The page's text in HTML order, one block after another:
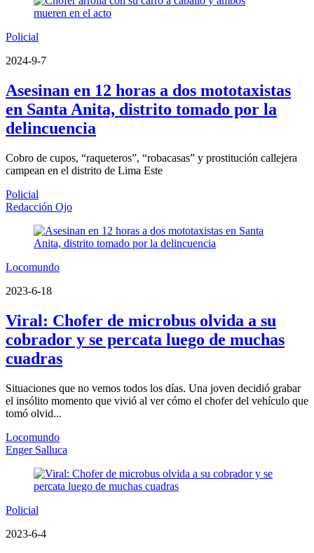
Policial
2024-9-7
Asesinan en 12 horas a dos mototaxistas
en Santa Anita, distrito tomado por la
delincuencia
Cobro de cupos, “raqueteros”, “robacasas” y prostitución callejera
campean en el distrito de Lima Este
Policial
Redacción Ojo
Locomundo
2023-6-18
Viral: Chofer de microbus olvida a su
cobrador y se percata luego de muchas
cuadras
Situaciones que no vemos todos los días. Una joven decidió grabar
el insólito momento que vivió al ver cómo el chofer del vehículo que
tomó olvid...
Locomundo
Enger Salluca
Policial
2023-6-4